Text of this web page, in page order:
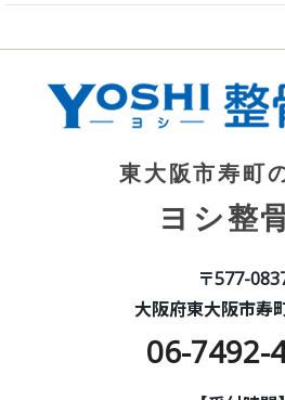
東大阪市寿町
ヨシ整
〒577-
大阪府東大阪市寿
06-7492-